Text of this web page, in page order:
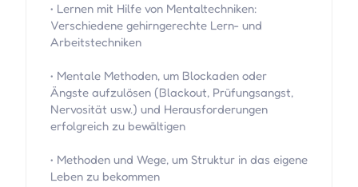
• Lernen mit Hilfe von Mentaltechniken:
Verschiedene gehirngerechte Lern- und
Arbeitstechniken
• Mentale Methoden, um Blockaden oder
Ängste aufzulösen (Blackout, Prüfungsangst,
Nervosität usw.) und Herausforderungen
erfolgreich zu bewältigen
• Methoden und Wege, um Struktur in das eigene
Leben zu bekommen